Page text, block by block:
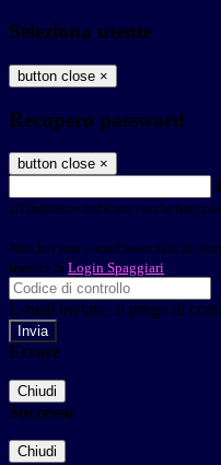
Seleziona utente
button close ×
Recupero password
button close ×
all'indirizzo indicato con le
Non hai una e-mail associata al
tramite la Login Spaggiari
E-mail inviata, si prega di
Errore
Chiudi
Successo
Chiudi